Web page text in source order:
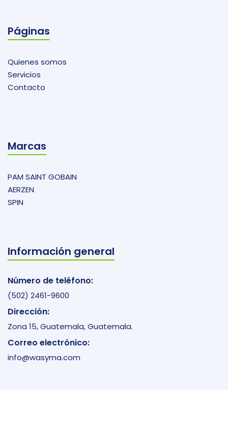
Páginas
Quienes somos
Servicios
Contacto
Marcas
PAM SAINT GOBAIN
AERZEN
SPIN
Información general
Número de teléfono:
(502) 2461-9600
Dirección:
Zona 15, Guatemala, Guatemala.
Correo electrónico:
info@wasyma.com